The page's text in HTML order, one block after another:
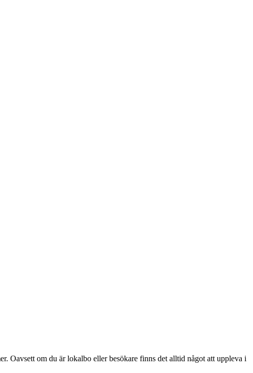
Oavsett om du är lokalbo eller besökare finns det alltid något att uppleva i